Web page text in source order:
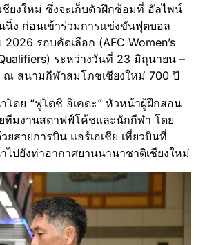
ชียงใหม่ ซึ่งจะเก็บตัวฝึกซ้อมที่ อัลไพน์
นิ่ง ก่อนเข้าร่วมการแข่งขันฟุตบอล
รอบคัดเลือก (AFC Women’s
ระหว่างวันที่ 23 มิถุนายน –
สนามกีฬาสมโภชเชียงใหม่ 700 ปี
โดย “ฟูโตชิ อิเคดะ” หัวหน้าผู้ฝึกสอน
มงานสตาฟฟ์โค้ชและนักกีฬา โดย
ยสายการบิน แอร์เอเชีย เที่ยวบินที่
ไปยังท่าอากาศยานนานาชาติเชียงใหม่